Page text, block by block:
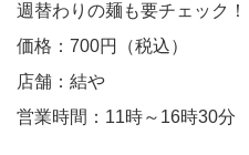
週替わりの麺も要チェック！
価格：700円（税込）
店舗：結や
営業時間：11時～16時30分